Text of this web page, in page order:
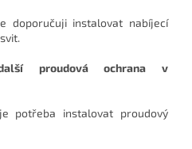
doporučuji instalovat nabíjecí
proudová ochrana v
potřeba instalovat proudový